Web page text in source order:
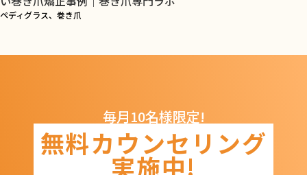
ペディグラス、巻き爪
毎月10名様限定!
無料カウンセリング
実施中!